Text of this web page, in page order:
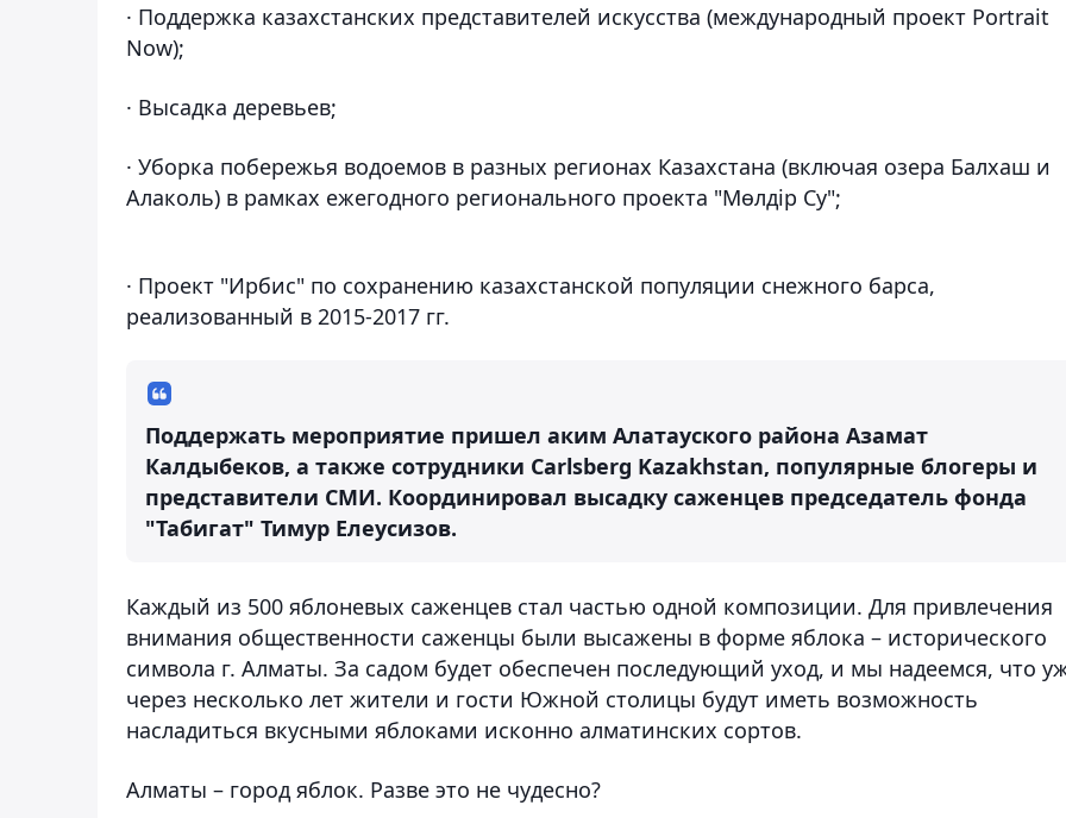
· Поддержка казахстанских представителей искусства (международный проект Portrait
Now);
· Высадка деревьев;
· Уборка побережья водоемов в разных регионах Казахстана (включая озера Балхаш и
Алаколь) в рамках ежегодного регионального проекта "Мөлдір Су";
· Проект "Ирбис" по сохранению казахстанской популяции снежного барса,
реализованный в 2015-2017 гг.
Поддержать мероприятие пришел аким Алатауского района Азамат
Калдыбеков, а также сотрудники Carlsberg Kazakhstan, популярные блогеры и
представители СМИ. Координировал высадку саженцев председатель фонда
"Табигат" Тимур Елеусизов.
Каждый из 500 яблоневых саженцев стал частью одной композиции. Для привлечения
внимания общественности саженцы были высажены в форме яблока – исторического
символа г. Алматы. За садом будет обеспечен последующий уход, и мы надеемся, что
через несколько лет жители и гости Южной столицы будут иметь возможность
насладиться вкусными яблоками исконно алматинских сортов.
Алматы – город яблок. Разве это не чудесно?